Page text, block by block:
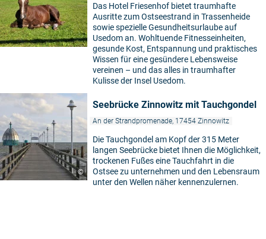
Das Hotel Friesenhof bietet traumhafte
Ausritte zum Ostseestrand in Trassenheide
sowie spezielle Gesundheitsurlaube auf
Usedom an. Wohltuende Fitnesseinheiten,
gesunde Kost, Entspannung und praktisches
Wissen für eine gesündere Lebensweise
vereinen – und das alles in traumhafter
Kulisse der Insel Usedom.
©
Seebrücke Zinnowitz mit Tauchgondel
An der Strandpromenade, 17454 Zinnowitz
Die Tauchgondel am Kopf der 315 Meter
langen Seebrücke bietet Ihnen die Möglichkeit,
trockenen Fußes eine Tauchfahrt in die
Ostsee zu unternehmen und den Lebensraum
unter den Wellen näher kennenzulernen.